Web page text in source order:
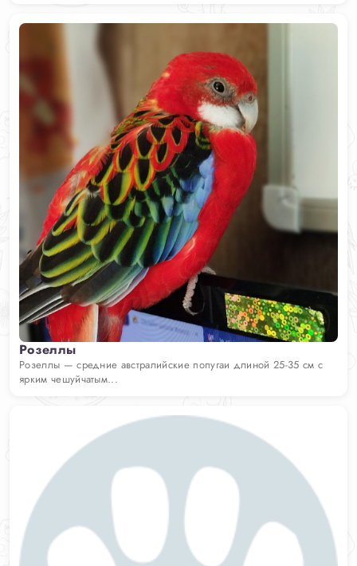
Розеллы
Розеллы — средние австралийские попугаи длиной 25-35 см с
ярким чешуйчатым...